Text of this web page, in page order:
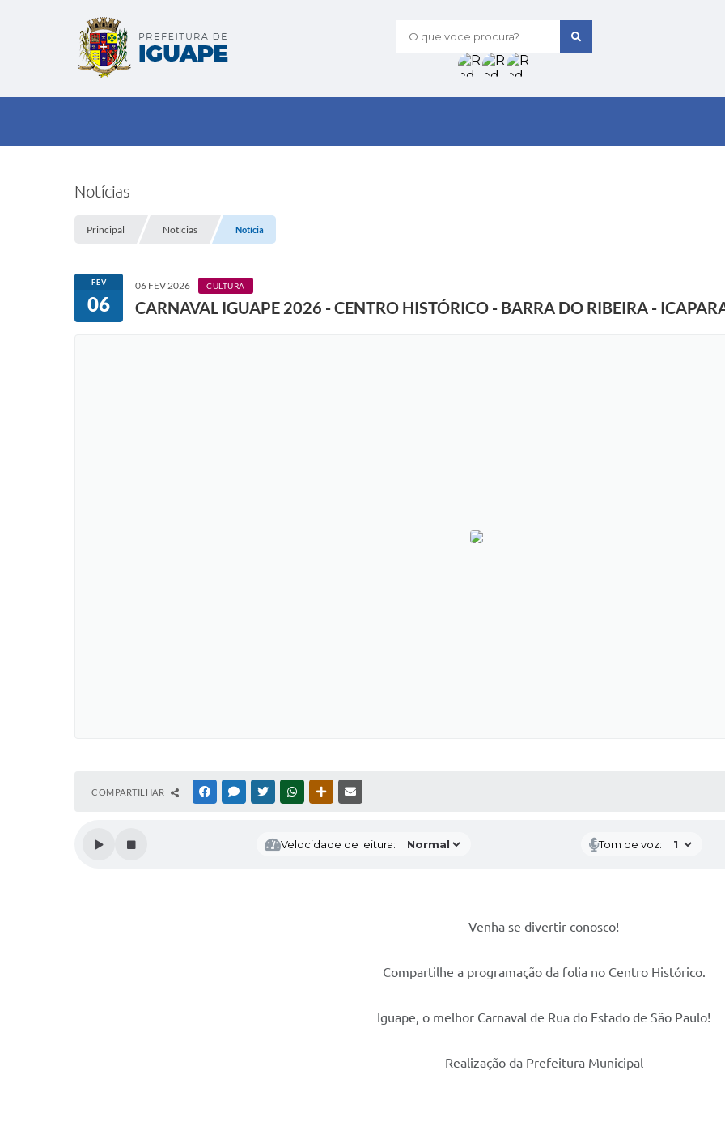
O que voce procura?
Notícias
Principal Notícias Notícia
FEV
06
06 FEV 2026 CULTURA
CARNAVAL IGUAPE 2026 - CENTRO HISTÓRICO - BARRA DO RIBEIRA -
COMPARTILHAR FACEBOOKMESSENGER
TWITTERWHATSAPPOUTRAS MÍDIAS
Velocidade de leitura: Tom de voz:
Venha se divertir conosco!
Compartilhe a programação da folia no Centro Histórico.
Iguape, o melhor Carnaval de Rua do Estado de São Paulo!
Realização da Prefeitura Municipal